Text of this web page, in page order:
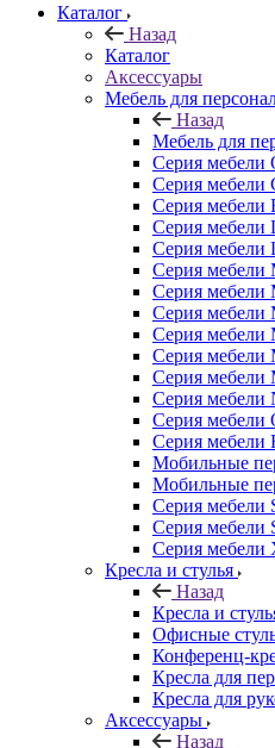
Каталог
Назад
Каталог
Аксессуары
Мебель для
Назад
Мебель для
Серия мебели
Серия мебели
Серия мебели
Серия мебели
Серия мебели
Серия мебели
Серия мебели
Серия мебели
Серия мебели
Серия мебели
Серия мебели
Серия мебели
Серия мебели
Серия мебели
Мобильные
Мобильные
Серия мебели
Серия мебели
Серия мебели
Кресла и стулья
Назад
Кресла и
Офисные
Конференц-
Кресла для
Кресла для
Аксессуары
Назад